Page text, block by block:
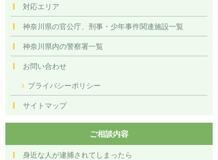
対応エリア
神奈川県の官公庁、刑事・少年事件関連施設一覧
神奈川県内の警察署一覧
お問い合わせ
プライバシーポリシー
サイトマップ
ご相談内容
身近な人が逮捕されてしまったら